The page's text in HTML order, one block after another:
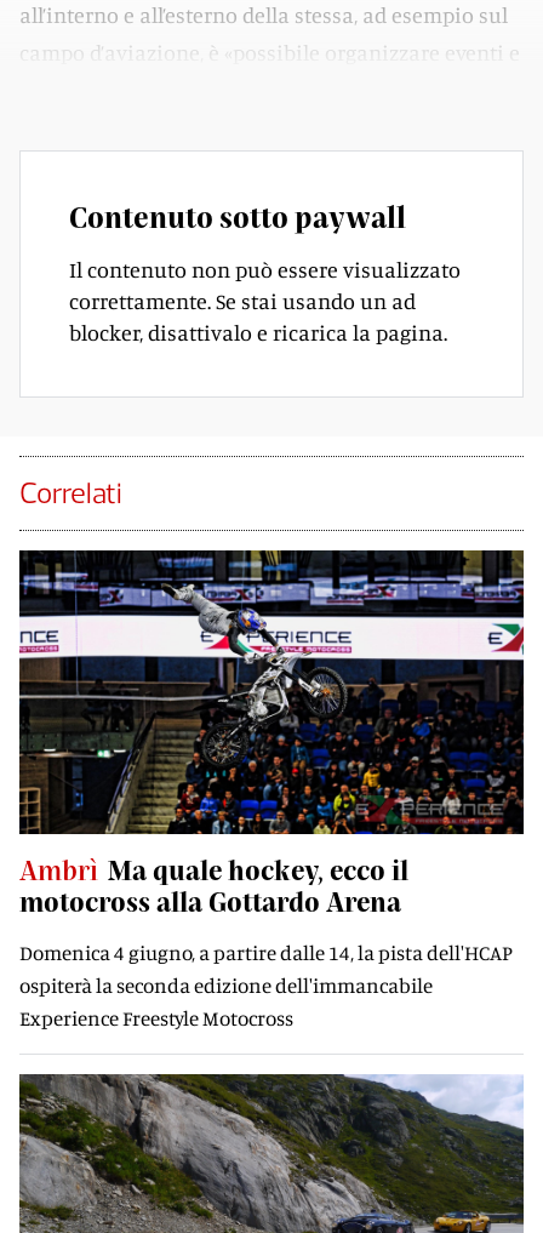
all’interno e all’esterno della stessa, ad esempio sul
campo d’aviazione, è «possibile organizzare eventi e
Contenuto sotto paywall
Il contenuto non può essere visualizzato
correttamente. Se stai usando un ad
blocker, disattivalo e ricarica la pagina.
Correlati
Ambrì Ma quale hockey, ecco il
motocross alla Gottardo Arena
Domenica 4 giugno, a partire dalle 14, la pista dell'HCAP
ospiterà la seconda edizione dell'immancabile
Experience Freestyle Motocross